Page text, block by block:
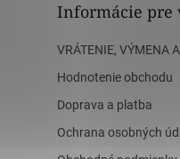
Informácie pre
VRÁTENIE, VÝMENA
Hodnotenie obchodu
Doprava a platba
Ochrana osobných